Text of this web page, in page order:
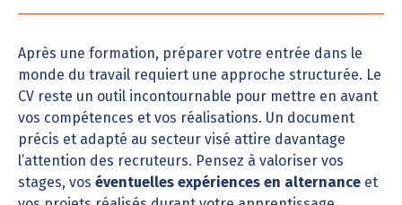
Après une formation, préparer votre entrée dans le
monde du travail requiert une approche structurée. Le
CV reste un outil incontournable pour mettre en avant
vos compétences et vos réalisations. Un document
précis et adapté au secteur visé attire davantage
l’attention des recruteurs. Pensez à valoriser vos
stages, vos éventuelles expériences en alternance et